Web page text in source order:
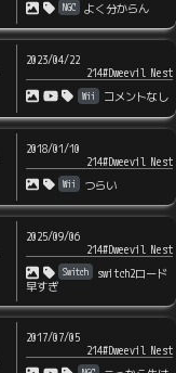
NGC よく分からん
2023/04/22
214#Dweevil Nest
Wii コメントなし
2018/01/10
214#Dweevil Nest
Wii つらい
2025/09/06
214#Dweevil Nest
Switch
switch2ロード
早すぎ
2017/07/05
214#Dweevil Nest